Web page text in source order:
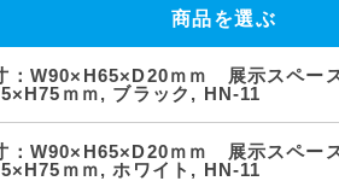
商品を選ぶ
：W90×H65×D20ｍｍ 展示スペー
ｍｍ, ブラック, HN-11
：W90×H65×D20ｍｍ 展示スペー
ｍｍ, ホワイト, HN-11